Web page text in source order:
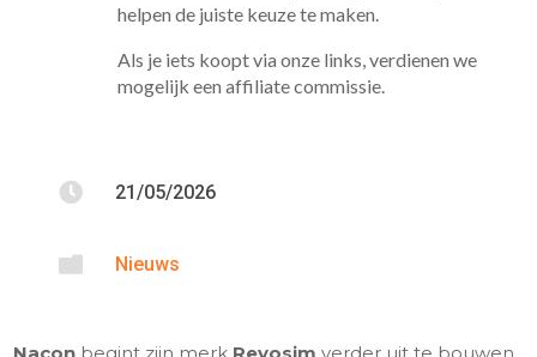
helpen de juiste keuze te maken.
Als je iets koopt via onze links, verdienen we
mogelijk een affiliate commissie.
 21/05/2026
 Nieuws
Nacon begint zijn merk Revosim verder uit te bouwen.